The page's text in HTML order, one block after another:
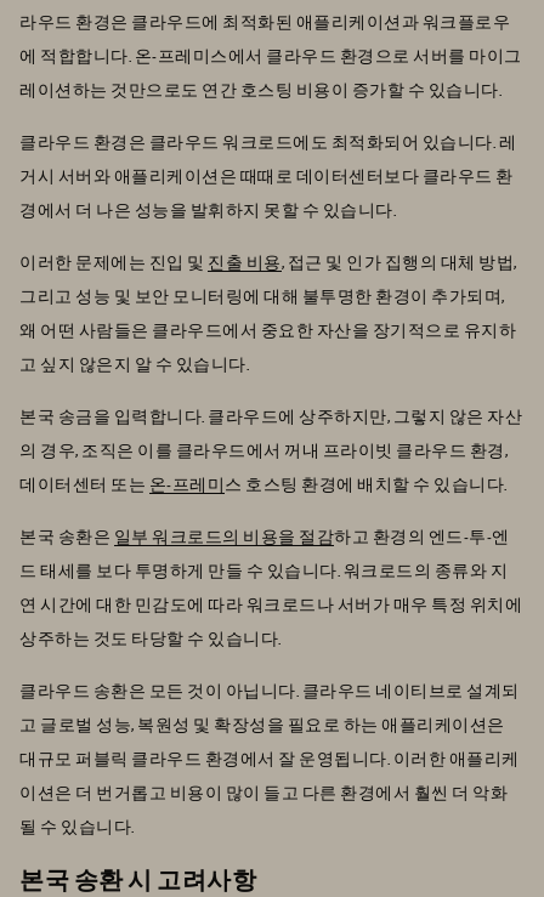
라우드 환경은 클라우드에 최적화된 애플리케이션과 워크플로우
에 적합합니다. 온-프레미스에서 클라우드 환경으로 서버를 마이그
레이션하는 것만으로도 연간 호스팅 비용이 증가할 수 있습니다.
클라우드 환경은 클라우드 워크로드에도 최적화되어 있습니다. 레
거시 서버와 애플리케이션은 때때로 데이터센터보다 클라우드 환
경에서 더 나은 성능을 발휘하지 못할 수 있습니다.
이러한 문제에는 진입 및 진출 비용, 접근 및 인가 집행의 대체 방법,
그리고 성능 및 보안 모니터링에 대해 불투명한 환경이 추가되며,
왜 어떤 사람들은 클라우드에서 중요한 자산을 장기적으로 유지하
고 싶지 않은지 알 수 있습니다.
본국 송금을 입력합니다. 클라우드에 상주하지만, 그렇지 않은 자산
의 경우, 조직은 이를 클라우드에서 꺼내 프라이빗 클라우드 환경,
데이터센터 또는 온-프레미스 호스팅 환경에 배치할 수 있습니다.
본국 송환은 일부 워크로드의 비용을 절감하고 환경의 엔드-투-엔
드 태세를 보다 투명하게 만들 수 있습니다. 워크로드의 종류와 지
연 시간에 대한 민감도에 따라 워크로드나 서버가 매우 특정 위치에
상주하는 것도 타당할 수 있습니다.
클라우드 송환은 모든 것이 아닙니다. 클라우드 네이티브로 설계되
고 글로벌 성능, 복원성 및 확장성을 필요로 하는 애플리케이션은
대규모 퍼블릭 클라우드 환경에서 잘 운영됩니다. 이러한 애플리케
이션은 더 번거롭고 비용이 많이 들고 다른 환경에서 훨씬 더 악화
될 수 있습니다.
본국 송환 시 고려사항